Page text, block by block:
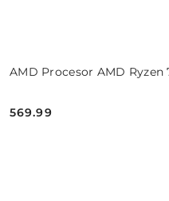
AMD Procesor AMD Ryzen
Cena:
569.99